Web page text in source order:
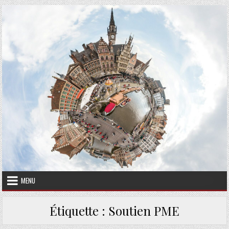
Skip to content
MENU
Étiquette : Soutien PME